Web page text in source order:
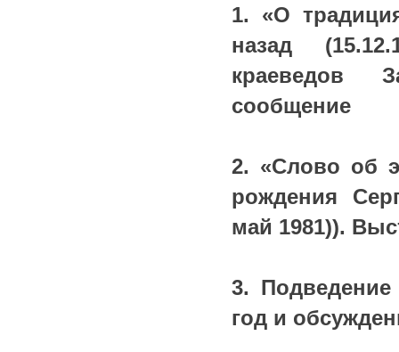
1. «О
назад
краеведов
сообщение
2. «Слово об
рождения
май 1981)).
3. Подведение
год и